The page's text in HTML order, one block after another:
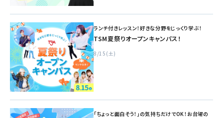
ランチ付きレッスン！好きな分野をじっくり学ぶ！
TSM夏祭りオープンキャンパス！
8/15(土)
「ちょっと面白そう！」の気持ちだけでOK！お台場の